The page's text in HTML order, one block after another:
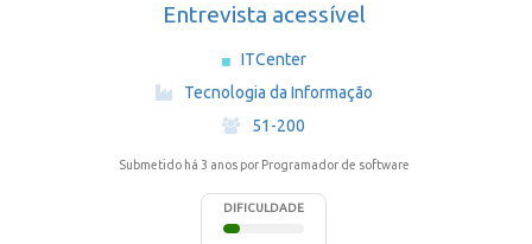
Entrevista acessível
ITCenter
Tecnologia da Informação
·
51-200
Submetido há 3 anos por Programador de software
DIFICULDADE